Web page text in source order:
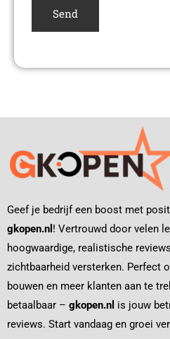
Geef je bedrijf een boost met
gkopen.nl ! Vertrouwd door velen
hoogwaardige, realistische
zichtbaarheid versterken. Perfect
bouwen en meer klanten aan te
betaalbaar – gkopen.nl is jouw
reviews. Start vandaag en groei